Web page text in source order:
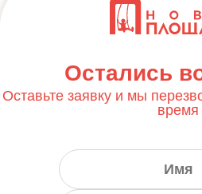
Остались
Оставьте заявку и мы
время